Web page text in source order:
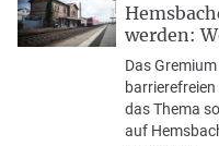
werden:
Das
das Thema
auf